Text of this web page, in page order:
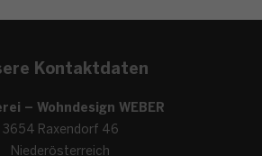
Kontaktdaten
– Wohndesign WEBER
3654 Raxendorf 46
Niederösterreich